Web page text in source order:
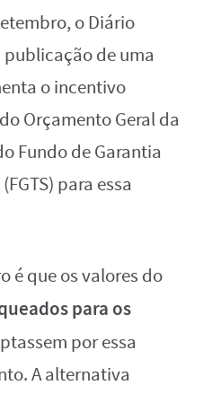
o Diário
de uma
o incentivo
Orçamento Geral da
Fundo de Garantia
para essa
é que os valores do
para os
por essa
A alternativa